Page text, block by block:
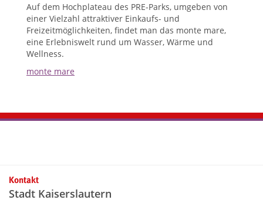
Auf dem Hochplateau des PRE-Parks, umgeben von
einer Vielzahl attraktiver Einkaufs- und
Freizeitmöglichkeiten, findet man das monte mare,
eine Erlebniswelt rund um Wasser, Wärme und
Wellness.
monte mare
Kontaktinformationen und Weiterführendes
Kontakt
Stadt Kaiserslautern